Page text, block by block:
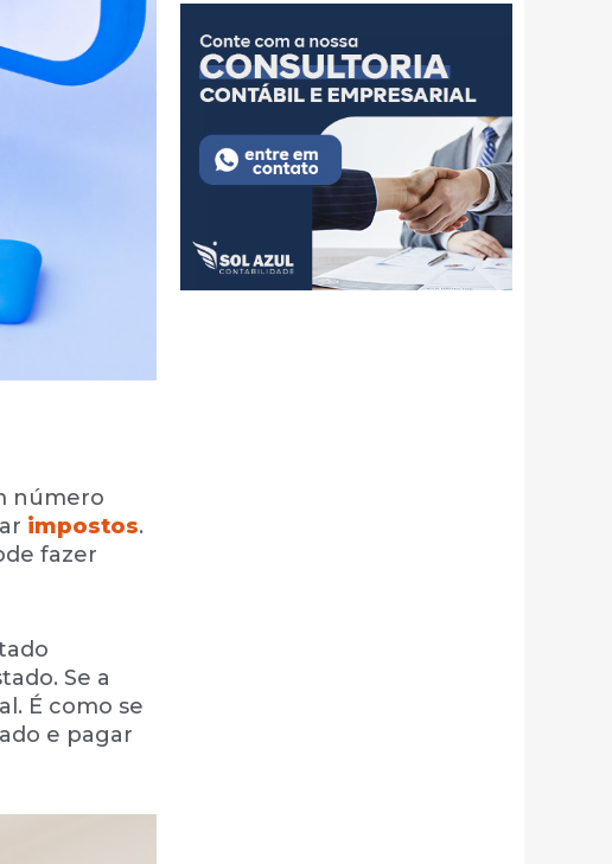
número
impostos.
fazer
Se a
É como se
e pagar